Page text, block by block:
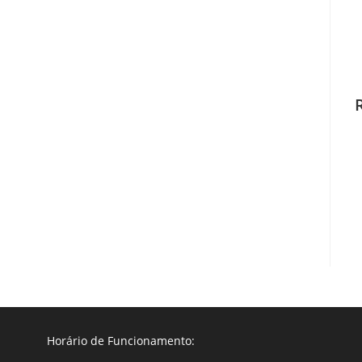
Horário de Funcionamento: